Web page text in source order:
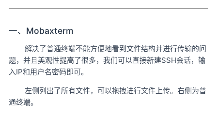
一、Mobaxterm
解决了普通终端不能方便地看到文件结构并进行传输的问
题，并且美观性提高了很多，我们可以直接新建SSH会话，输
入IP和用户名密码即可。
左侧列出了所有文件，可以拖拽进行文件上传。右侧为普
通终端。